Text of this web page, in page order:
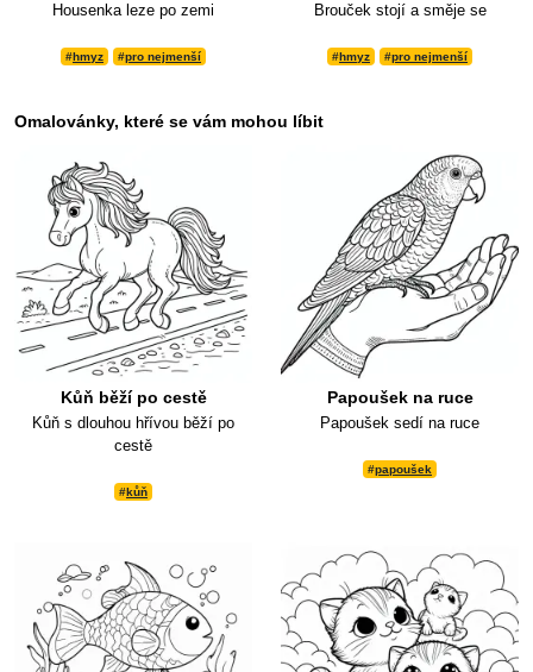
Housenka leze po zemi
#hmyz #pro nejmenší
Brouček stojí a směje se
#hmyz #pro nejmenší
Omalovánky, které se vám mohou líbit
Kůň běží po cestě
Kůň s dlouhou hřívou běží po
cestě
#kůň
Papoušek na ruce
Papoušek sedí na ruce
#papoušek